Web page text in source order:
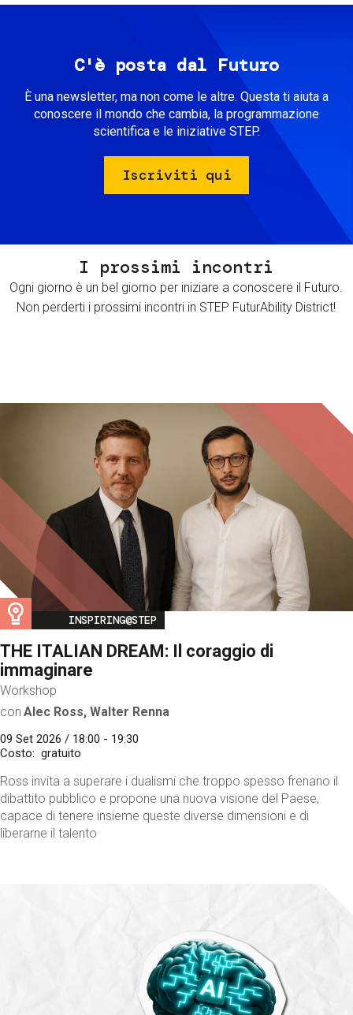
C'è posta dal Futuro
È una newsletter, ma non come le altre. Questa ti aiuta a
conoscere il mondo che cambia, la programmazione
scientifica e le iniziative STEP.
Iscriviti qui
I prossimi incontri
Ogni giorno è un bel giorno per iniziare a conoscere il Futuro.
Non perderti i prossimi incontri in STEP FuturAbility District!
Image
INSPIRING@STEP
THE ITALIAN DREAM: Il coraggio di
immaginare
Workshop
con Alec Ross, Walter Renna
09 Set 2026 / 18:00 - 19:30
Costo
gratuito
Ross invita a superare i dualismi che troppo spesso frenano il
dibattito pubblico e propone una nuova visione del Paese,
capace di tenere insieme queste diverse dimensioni e di
liberarne il talento